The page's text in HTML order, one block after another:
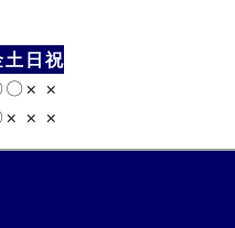
土 日 祝
〇 × ×
× × ×